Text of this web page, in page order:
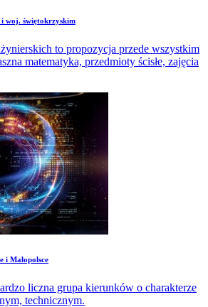
woj. świętokrzyskim
to propozycja przede wszystkim
matematyka, przedmioty ścisłe, zajęcia
i Małopolsce
liczna grupa kierunków o charakterze
technicznym.